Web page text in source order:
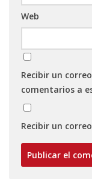
Web
Recibir un
comentarios a
Recibir un